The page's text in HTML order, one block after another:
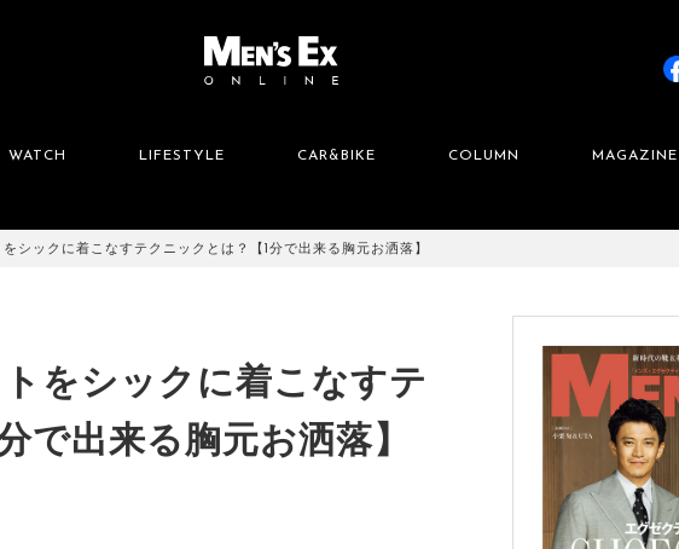
WATCH LIFESTYLE CAR&BIKE COLUMN MAGAZINE
シックに着こなすテクニックとは？【1分で出来る胸元お洒落】
をシックに着こなすテ
で出来る胸元お洒落】